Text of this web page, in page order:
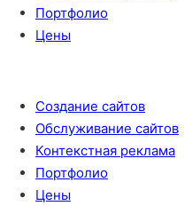
Портфолио
Цены
Создание сайтов
Обслуживание сайтов
Контекстная реклама
Портфолио
Цены